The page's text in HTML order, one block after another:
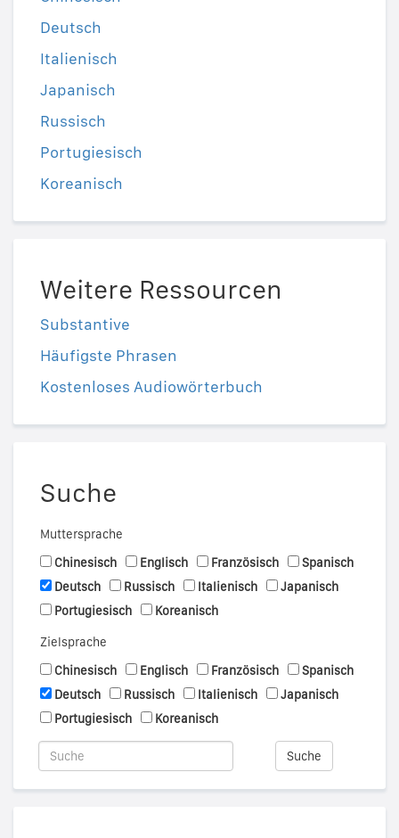
Deutsch
Italienisch
Japanisch
Russisch
Portugiesisch
Koreanisch
Weitere Ressourcen
Substantive
Häufigste Phrasen
Kostenloses Audiowörterbuch
Suche
Muttersprache
Chinesisch
Englisch Französisch
Spanisch
Deutsch
Russisch Italienisch
Japanisch
Portugiesisch
Koreanisch
Zielsprache
Chinesisch
Englisch Französisch
Spanisch
Deutsch
Russisch Italienisch
Japanisch
Portugiesisch
Koreanisch
Suche